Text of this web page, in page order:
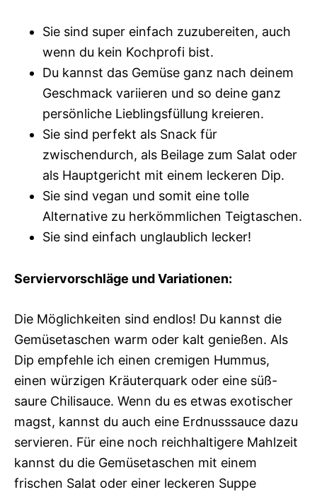
Sie sind super einfach zuzubereiten, auch
wenn du kein Kochprofi bist.
Du kannst das Gemüse ganz nach deinem
Geschmack variieren und so deine ganz
persönliche Lieblingsfüllung kreieren.
Sie sind perfekt als Snack für
zwischendurch, als Beilage zum Salat oder
als Hauptgericht mit einem leckeren Dip.
Sie sind vegan und somit eine tolle
Alternative zu herkömmlichen Teigtaschen.
Sie sind einfach unglaublich lecker!
Serviervorschläge und Variationen:
Die Möglichkeiten sind endlos! Du kannst die
Gemüsetaschen warm oder kalt genießen. Als
Dip empfehle ich einen cremigen Hummus,
einen würzigen Kräuterquark oder eine süß-
saure Chilisauce. Wenn du es etwas exotischer
magst, kannst du auch eine Erdnusssauce dazu
servieren. Für eine noch reichhaltigere Mahlzeit
kannst du die Gemüsetaschen mit einem
frischen Salat oder einer leckeren Suppe